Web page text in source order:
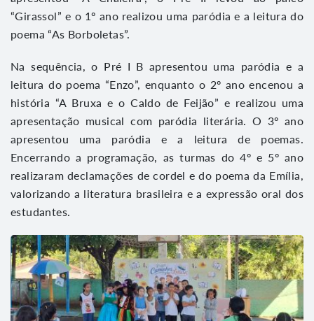
“Girassol” e o 1º ano realizou uma paródia e a leitura do
poema “As Borboletas”.
Na sequência, o Pré I B apresentou uma paródia e a
leitura do poema “Enzo”, enquanto o 2º ano encenou a
história “A Bruxa e o Caldo de Feijão” e realizou uma
apresentação musical com paródia literária. O 3º ano
apresentou uma paródia e a leitura de poemas.
Encerrando a programação, as turmas do 4º e 5º ano
realizaram declamações de cordel e do poema da Emília,
valorizando a literatura brasileira e a expressão oral dos
estudantes.